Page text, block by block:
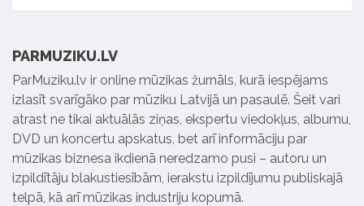
PARMUZIKU.LV
ParMuziku.lv ir online mūzikas žurnāls, kurā iespējams
izlasīt svarīgāko par mūziku Latvijā un pasaulē. Šeit vari
atrast ne tikai aktuālās ziņas, ekspertu viedokļus, albumu,
DVD un koncertu apskatus, bet arī informāciju par
mūzikas biznesa ikdienā neredzamo pusi – autoru un
izpildītāju blakustiesībām, ierakstu izpildījumu publiskajā
telpā, kā arī mūzikas industriju kopumā.